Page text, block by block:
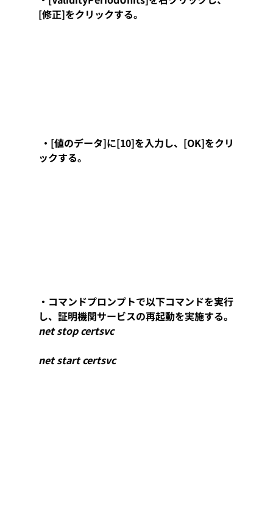
[修正]をクリックする。
ックする。
・コマンドプロンプトで以下コマンドを実行
し、証明機関サービスの再起動を実施する。
net stop certsvc
net start certsvc